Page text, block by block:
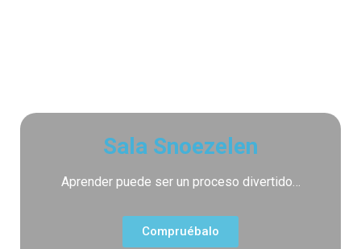
Sala Snoezelen
Aprender puede ser un proceso divertido…
Compruébalo